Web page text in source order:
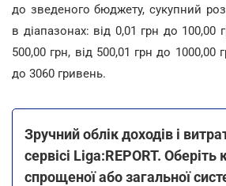
до зведеного бюджету, сукупний
в діапазонах: від 0,01 грн до 100,00
500,00 грн, від 500,01 грн до 1000,00
до 3060 гривень.
Зручний облік доходів і
сервісі Liga:REPORT. Оберіть
спрощеної або загальної